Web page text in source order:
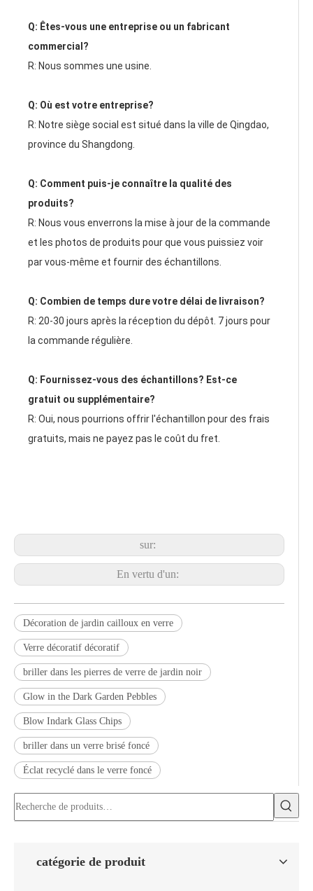
Q: Êtes-vous une entreprise ou un fabricant
commercial?
R: Nous sommes une usine.
Q: Où est votre entreprise?
R: Notre siège social est situé dans la ville de Qingdao,
province du Shangdong.
Q: Comment puis-je connaître la qualité des
produits?
R: Nous vous enverrons la mise à jour de la commande
et les photos de produits pour que vous puissiez voir
par vous-même et fournir des échantillons.
Q: Combien de temps dure votre délai de livraison?
R: 20-30 jours après la réception du dépôt. 7 jours pour
la commande régulière.
Q: Fournissez-vous des échantillons? Est-ce
gratuit ou supplémentaire?
R: Oui, nous pourrions offrir l'échantillon pour des frais
gratuits, mais ne payez pas le coût du fret.
sur:
En vertu d'un:
Décoration de jardin cailloux en verre
Verre décoratif décoratif
briller dans les pierres de verre de jardin noir
Glow in the Dark Garden Pebbles
Blow Indark Glass Chips
briller dans un verre brisé foncé
Éclat recyclé dans le verre foncé
catégorie de produit